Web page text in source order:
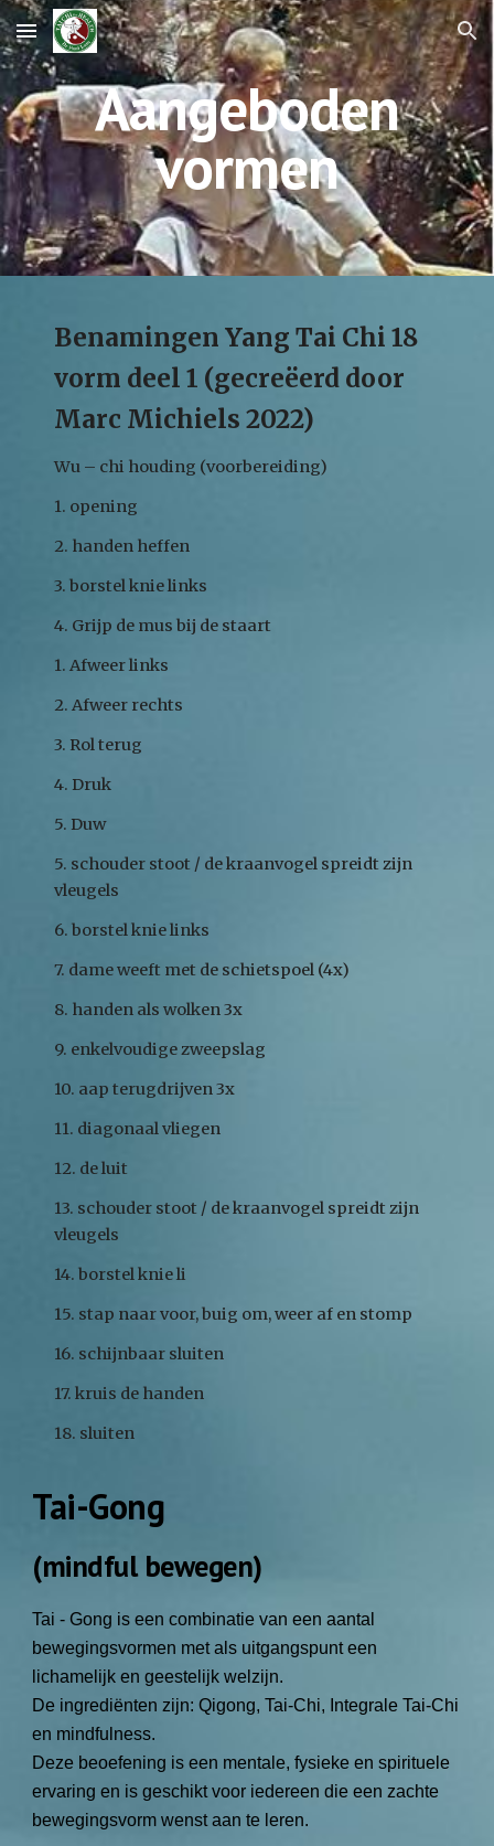
Skip to main content Skip to navigation
Aangeboden
vormen
Benamingen Yang Tai Chi 18
vorm deel 1 (gecreëerd door
Marc Michiels 2022)
Wu – chi houding (voorbereiding)
1. opening
2. handen heffen
3. borstel knie links
4. Grijp de mus bij de staart
1. Afweer links
2. Afweer rechts
3. Rol terug
4. Druk
5. Duw
5. schouder stoot / de kraanvogel spreidt zijn
vleugels
6. borstel knie links
7. dame weeft met de schietspoel (4x)
8. handen als wolken 3x
9. enkelvoudige zweepslag
10. aap terugdrijven 3x
11. diagonaal vliegen
12. de luit
13. schouder stoot / de kraanvogel spreidt zijn
vleugels
14. borstel knie li
15. stap naar voor, buig om, weer af en stomp
16. schijnbaar sluiten
17. kruis de handen
18. sluiten
Tai-Gong
(mindful bewegen)
Tai - Gong is een combinatie van een aantal
bewegingsvormen met als uitgangspunt een
lichamelijk en geestelijk welzijn.
De ingrediënten zijn: Qigong, Tai-Chi, Integrale Tai-Chi
en mindfulness.
Deze beoefening is een mentale, fysieke en spirituele
ervaring en is geschikt voor iedereen die een zachte
bewegingsvorm wenst aan te leren.